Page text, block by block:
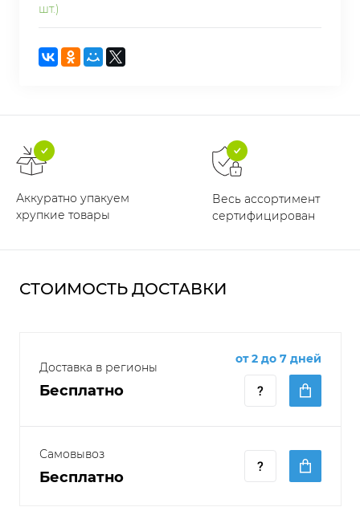
шт.)
Аккуратно упакуем
хрупкие товары
Весь ассортимент
сертифицирован
СТОИМОСТЬ ДОСТАВКИ
Доставка в регионы
Бесплатно
от 2 до 7 дней
Самовывоз
Бесплатно